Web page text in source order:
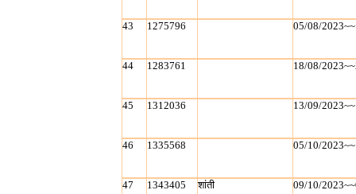
43 1275796 05/08/
44 1283761 18/08/
45 1312036 13/09/
46 1335568 05/10/
47 1343405 शांती 09/10/